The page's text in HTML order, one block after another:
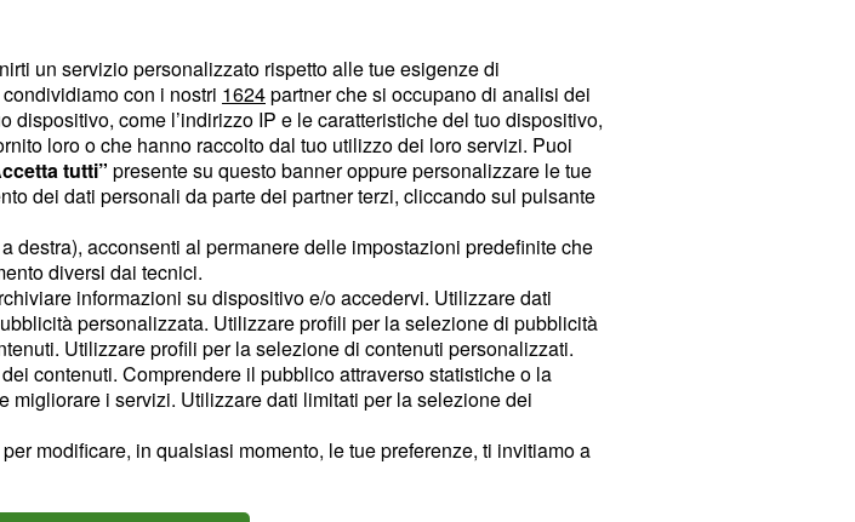
un servizio personalizzato rispetto alle tue esigenze di
con i nostri 1624partner che si occupano di analisi dei
come l’indirizzo IP e le caratteristiche del tuo dispositivo,
loro o che hanno raccolto dal tuo utilizzo dei loro servizi. Puoi
tutti” presente su questo banner oppure personalizzare le tue
dei dati personali da parte dei partner terzi, cliccando sul pulsante
destra), acconsenti al permanere delle impostazioni predefinite che
diversi dai tecnici.
informazioni su dispositivo e/o accedervi. Utilizzare dati
personalizzata. Utilizzare profili per la selezione di pubblicità
Utilizzare profili per la selezione di contenuti personalizzati.
contenuti. Comprendere il pubblico attraverso statistiche o la
i servizi. Utilizzare dati limitati per la selezione dei
modificare, in qualsiasi momento, le tue preferenze, ti invitiamo a